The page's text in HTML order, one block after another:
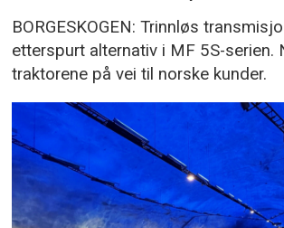
BORGESKOGEN: Trinnløs
etterspurt alternativ i MF 5S-serien.
traktorene på vei til norske kunder.